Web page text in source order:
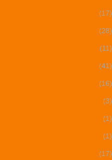
(17)
(28)
(11)
(41)
(16)
(3)
(1)
(1)
(17)